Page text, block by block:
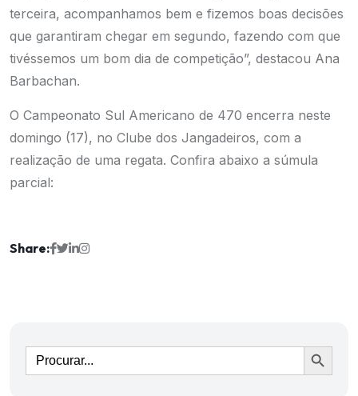
terceira, acompanhamos bem e fizemos boas decisões
que garantiram chegar em segundo, fazendo com que
tivéssemos um bom dia de competição”, destacou Ana
Barbachan.
O Campeonato Sul Americano de 470 encerra neste
domingo (17), no Clube dos Jangadeiros, com a
realização de uma regata. Confira abaixo a súmula
parcial:
Share:
Ir